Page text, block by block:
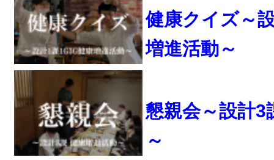
健康クイズ～
増進活動～
懇親会～設計3
～